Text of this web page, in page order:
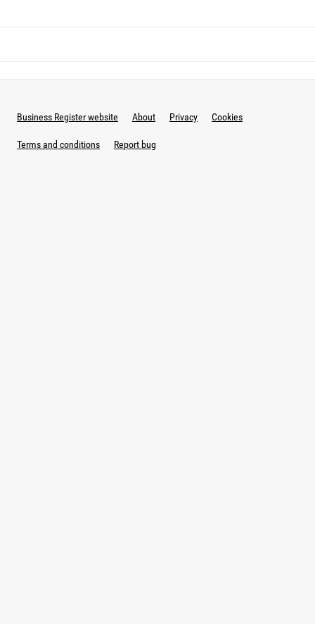
Business Register website About Privacy Cookies
Terms and conditions Report bug